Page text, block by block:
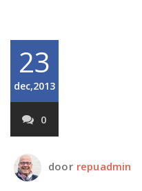
23
dec,2013
0
door repuadmin